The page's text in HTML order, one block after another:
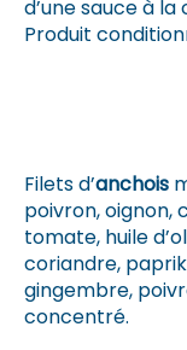
d’une sauce à
Produit
Filets d’anchois
poivron, oignon,
tomate, huile
coriandre,
gingembre,
concentré.